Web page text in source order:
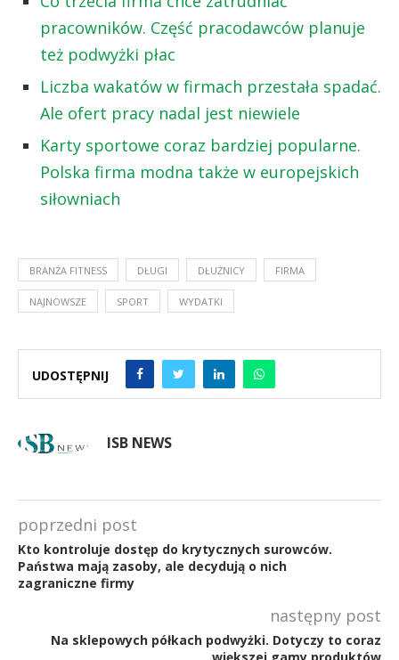
pracowników. Część pracodawców planuje
też podwyżki płac
Liczba wakatów w firmach przestała spadać.
Ale ofert pracy nadal jest niewiele
Karty sportowe coraz bardziej popularne.
Polska firma modna także w europejskich
siłowniach
BRANŻA FITNESS DŁUGI DŁUŻNICY FIRMA
NAJNOWSZE SPORT WYDATKI
UDOSTĘPNIJ
ISB NEWS
poprzedni post
Kto kontroluje dostęp do krytycznych surowców.
Państwa mają zasoby, ale decydują o nich
zagraniczne firmy
następny post
Na sklepowych półkach podwyżki. Dotyczy to coraz